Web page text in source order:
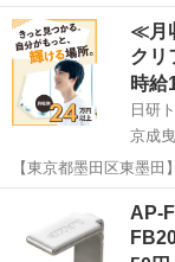
ン: 花の装飾が施され
東京 墨田区 東
≪月
クリ
時給
日研
京成
【東京都墨田区東墨
ォークリフト作業《お仕事
リフトでの運搬業務（
材料）を積み下ろす作
AP-